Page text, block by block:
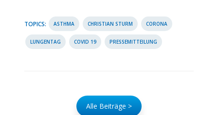
TOPICS: ASTHMA CHRISTIAN STURM CORONA
LUNGENTAG COVID 19 PRESSEMITTEILUNG
Alle Beiträge >